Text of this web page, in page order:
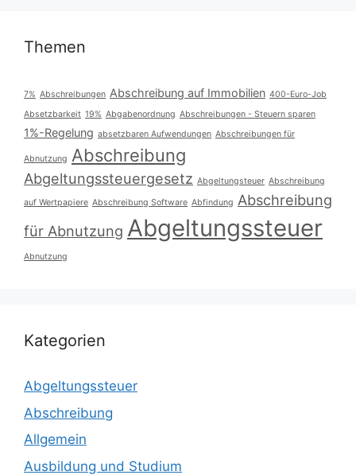
Themen
7% Abschreibungen Abschreibung auf Immobilien 400-Euro-Job
Absetzbarkeit 19% Abgabenordnung Abschreibungen - Steuern sparen
1%-Regelung absetzbaren Aufwendungen Abschreibungen für
Abnutzung Abschreibung
Abgeltungssteuergesetz Abgeltungsteuer Abschreibung
auf Wertpapiere Abschreibung Software Abfindung Abschreibung
für Abnutzung Abgeltungssteuer
Abnutzung
Kategorien
Abgeltungssteuer
Abschreibung
Allgemein
Ausbildung und Studium